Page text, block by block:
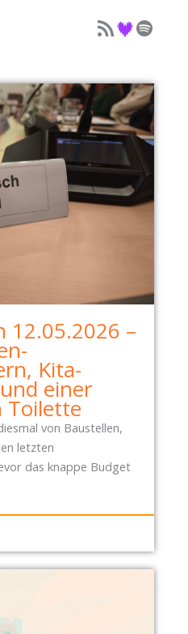
Podcast als Feed Podcast auf Deezer Podcast auf Spotify
12.05.2026 –
Kita-
einer
Toilette
von Baustellen,
letzten
das knappe Budget